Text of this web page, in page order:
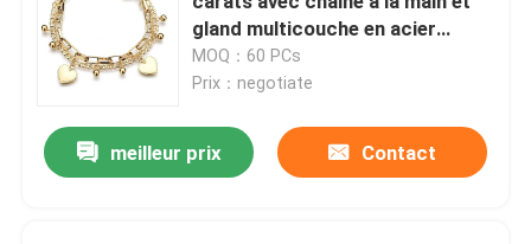
gland multicouche en acier
inoxydable de 16 cm
MOQ：60 PCs
Prix：negotiate
meilleur prix Contact